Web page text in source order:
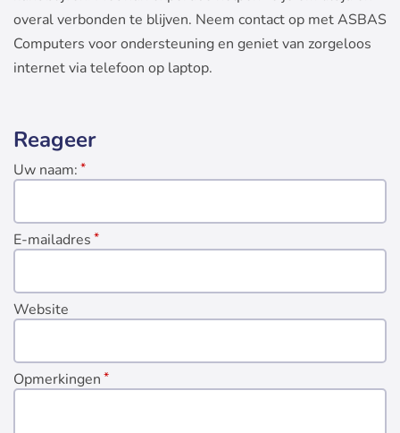
overal verbonden te blijven. Neem contact op met ASBAS
Computers voor ondersteuning en geniet van zorgeloos
internet via telefoon op laptop.
Reageer
Uw naam:
E-mailadres
Website
Opmerkingen